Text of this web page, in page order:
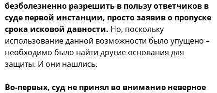
безболезненно разрешить в пользу ответчиков в
суде первой инстанции, просто заявив о пропуске
срока исковой давности. Но, поскольку
использование данной возможности было упущено –
необходимо было найти другие основания для
защиты. И они нашлись.
Во-первых, суд не принял во внимание неверное